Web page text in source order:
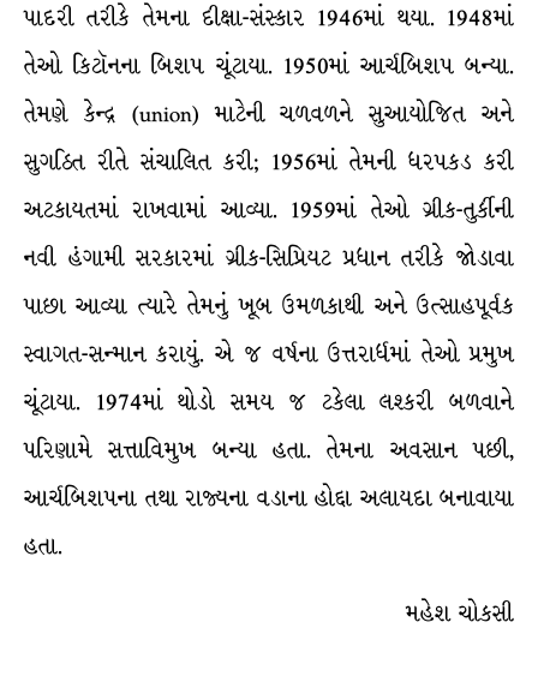
પાદરી તરીકે તેમના દીક્ષા-સંસ્કાર 1946માં થયા. 1948માં
તેઓ કિટૉનના બિશપ ચૂંટાયા. 1950માં આર્ચબિશપ બન્યા.
તેમણે કેન્દ્ર (union) માટેની ચળવળને સુઆયોજિત અને
સુગઠિત રીતે સંચાલિત કરી; 1956માં તેમની ધરપકડ કરી
અટકાયતમાં રાખવામાં આવ્યા. 1959માં તેઓ ગ્રીક-તુર્કીની
નવી હંગામી સરકારમાં ગ્રીક-સિપ્રિયટ પ્રધાન તરીકે જોડાવા
પાછા આવ્યા ત્યારે તેમનું ખૂબ ઉમળકાથી અને ઉત્સાહપૂર્વક
સ્વાગત-સન્માન કરાયું. એ જ વર્ષના ઉત્તરાર્ધમાં તેઓ પ્રમુખ
ચૂંટાયા. 1974માં થોડો સમય જ ટકેલા લશ્કરી બળવાને
પરિણામે સત્તાવિમુખ બન્યા હતા. તેમના અવસાન પછી,
આર્ચબિશપના તથા રાજ્યના વડાના હોદ્દા અલાયદા બનાવાયા
હતા.
મહેશ ચોકસી